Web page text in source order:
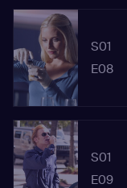
S01
E08
S01
E09